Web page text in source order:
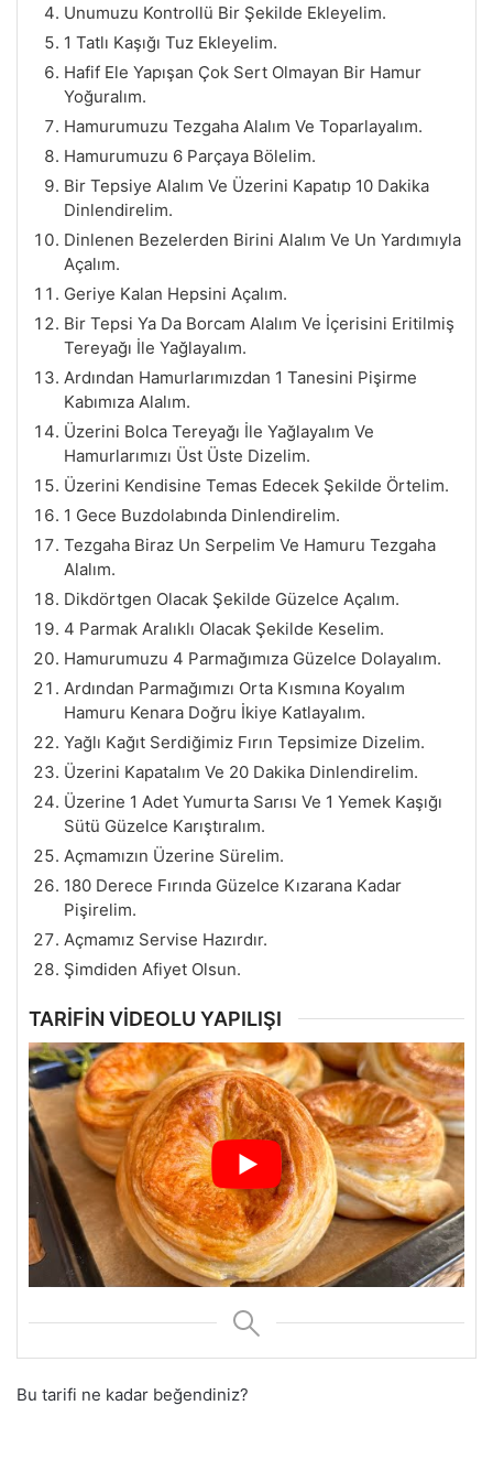
Unumuzu Kontrollü Bir Şekilde Ekleyelim.
1 Tatlı Kaşığı Tuz Ekleyelim.
Hafif Ele Yapışan Çok Sert Olmayan Bir Hamur
Yoğuralım.
Hamurumuzu Tezgaha Alalım Ve Toparlayalım.
Hamurumuzu 6 Parçaya Bölelim.
Bir Tepsiye Alalım Ve Üzerini Kapatıp 10 Dakika
Dinlendirelim.
Dinlenen Bezelerden Birini Alalım Ve Un Yardımıyla
Açalım.
Geriye Kalan Hepsini Açalım.
Bir Tepsi Ya Da Borcam Alalım Ve İçerisini Eritilmiş
Tereyağı İle Yağlayalım.
Ardından Hamurlarımızdan 1 Tanesini Pişirme
Kabımıza Alalım.
Üzerini Bolca Tereyağı İle Yağlayalım Ve
Hamurlarımızı Üst Üste Dizelim.
Üzerini Kendisine Temas Edecek Şekilde Örtelim.
1 Gece Buzdolabında Dinlendirelim.
Tezgaha Biraz Un Serpelim Ve Hamuru Tezgaha
Alalım.
Dikdörtgen Olacak Şekilde Güzelce Açalım.
4 Parmak Aralıklı Olacak Şekilde Keselim.
Hamurumuzu 4 Parmağımıza Güzelce Dolayalım.
Ardından Parmağımızı Orta Kısmına Koyalım
Hamuru Kenara Doğru İkiye Katlayalım.
Yağlı Kağıt Serdiğimiz Fırın Tepsimize Dizelim.
Üzerini Kapatalım Ve 20 Dakika Dinlendirelim.
Üzerine 1 Adet Yumurta Sarısı Ve 1 Yemek Kaşığı
Sütü Güzelce Karıştıralım.
Açmamızın Üzerine Sürelim.
180 Derece Fırında Güzelce Kızarana Kadar
Pişirelim.
Açmamız Servise Hazırdır.
Şimdiden Afiyet Olsun.
TARİFİN VİDEOLU YAPILIŞI
Bu tarifi ne kadar beğendiniz?